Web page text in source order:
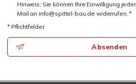
Hinweis: Sie können Ihre Einwilligung
Mail an info@spittel-bau.de widerrufen. *
* Pflichtfelder
Absenden